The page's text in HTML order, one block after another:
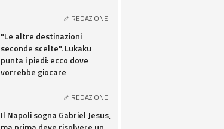
REDAZIONE
"Le altre destinazioni
seconde scelte". Lukaku
punta i piedi: ecco dove
vorrebbe giocare
REDAZIONE
Il Napoli sogna Gabriel Jesus,